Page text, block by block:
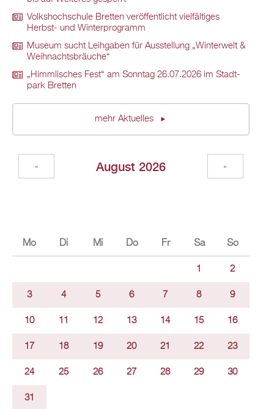
Volks­hoch­schu­le Brett­en ver­öf­fent­licht viel­fäl­ti­ges
Herbst- und Win­ter­pro­gramm
Mu­se­um sucht Leih­ga­ben für Aus­stel­lung „Win­ter­welt &
Weih­nachts­bräu­che“
„Himm­li­sches Fest“ am Sonn­tag 26.07.2026 im Stadt­
park Brett­en
mehr Ak­tu­el­les
Au­gust 2026
« »
Mo Di Mi Do Fr Sa So
1 2
3 4 5 6 7 8 9
10 11 12 13 14 15 16
17 18 19 20 21 22 23
24 25 26 27 28 29 30
31